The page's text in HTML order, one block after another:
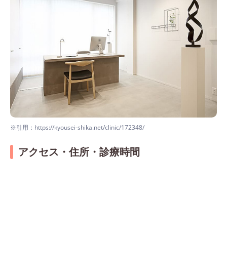
※引用：https://kyousei-shika.net/clinic/172348/
アクセス・住所・診療時間